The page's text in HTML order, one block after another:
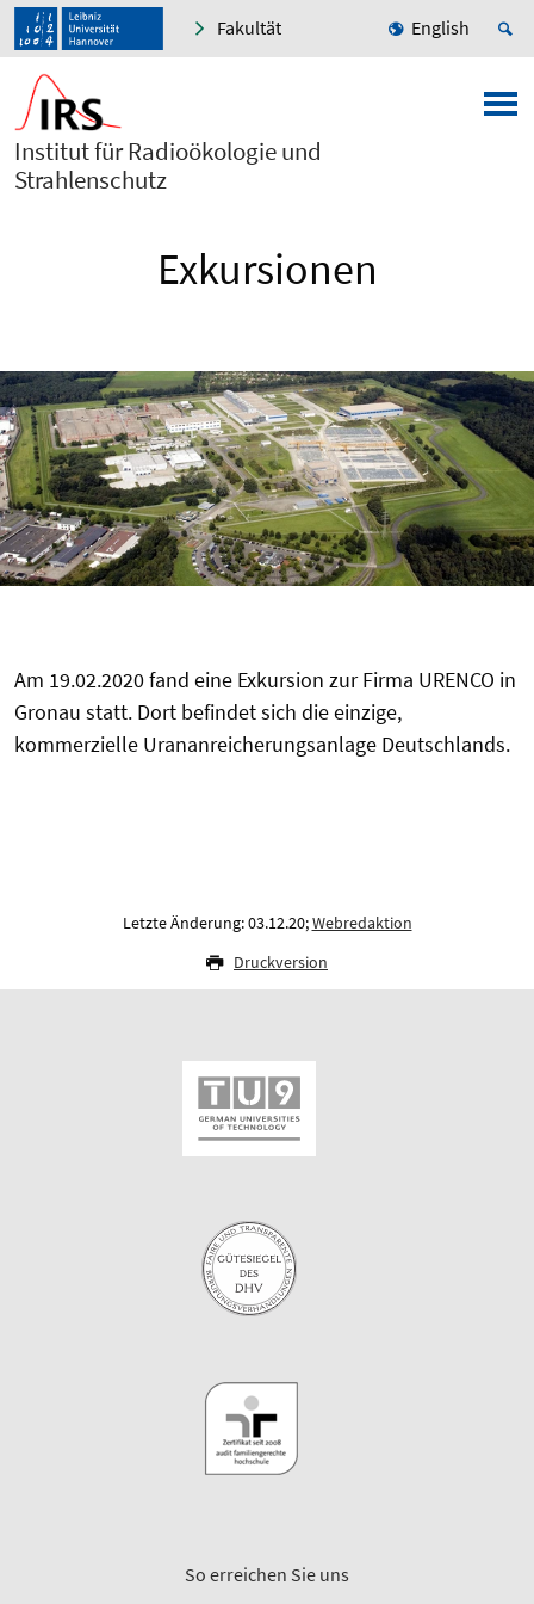
Fakultät English
Institut für Radioökologie und
Strahlenschutz
Exkursionen
Am 19.02.2020 fand eine Exkursion zur Firma URENCO in
Gronau statt. Dort befindet sich die einzige,
kommerzielle Urananreicherungsanlage Deutschlands.
Letzte Änderung: 03.12.20;Webredaktion
Druckversion
So erreichen Sie uns